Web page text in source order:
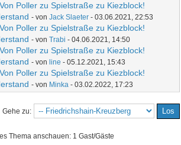
Poller zu Spielstraße zu Kiezblock!
- vonJack Slaeter - 03.06.2021, 22:53
Poller zu Spielstraße zu Kiezblock!
- vonTrabi - 04.06.2021, 14:50
Poller zu Spielstraße zu Kiezblock!
- von line - 05.12.2021, 15:43
Poller zu Spielstraße zu Kiezblock!
- von Minka - 03.02.2022, 17:23
Gehe zu:
Thema anschauen: 1 Gast/Gäste